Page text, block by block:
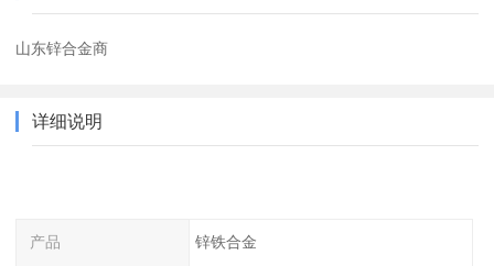
山东锌合金商
详细说明
产品 锌铁合金